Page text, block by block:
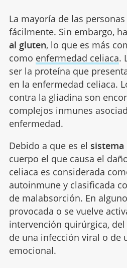
La mayoría de las
fácilmente. Sin embargo,
al gluten, lo que es más
como enfermedad celiaca.
ser la proteína que
en la enfermedad celiaca.
contra la gliadina son
complejos inmunes
enfermedad.
Debido a que es el sistema
cuerpo el que causa el
celiaca es considerada
autoinmune y clasificada
de malabsorción. En
provocada o se vuelve
intervención quirúrgica, del
de una infección viral o de
emocional.